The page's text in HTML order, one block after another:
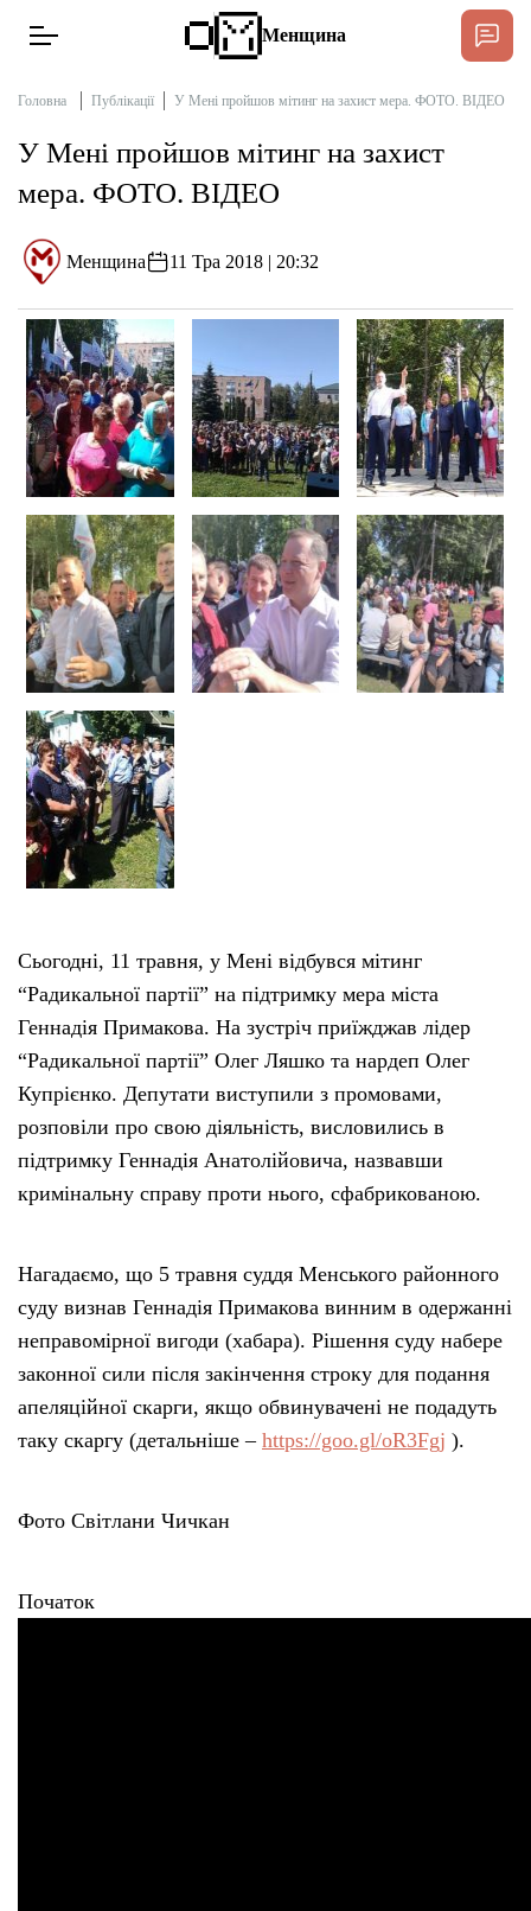
Новини
Інтерв’ю
Тексти
Публікації
Про нас
Бюджет
Тендери
Довідник
Контакти
Рекламні прайси
Підтримати «місцевих»
Етичний кодекс
Менщина
Головна Публікації У Мені пройшов мітинг на захист мера. ФОТО. ВІДЕО
У Мені пройшов мітинг на захист
мера. ФОТО. ВІДЕО
Менщина 11 Тра 2018 | 20:32
Сьогодні, 11 травня, у Мені відбувся мітинг
“Радикальної партії” на підтримку мера міста
Геннадія Примакова. На зустріч приїжджав лідер
“Радикальної партії” Олег Ляшко та нардеп Олег
Купрієнко. Депутати виступили з промовами,
розповіли про свою діяльність, висловились в
підтримку Геннадія Анатолійовича, назвавши
кримінальну справу проти нього, сфабрикованою.
Нагадаємо, що 5 травня суддя Менського районного
суду визнав Геннадія Примакова винним в одержанні
неправомірної вигоди (хабара). Рішення суду набере
законної сили після закінчення строку для подання
апеляційної скарги, якщо обвинувачені не подадуть
таку скаргу (детальніше – https://goo.gl/oR3Fgj ).
Фото Світлани Чичкан
Початок